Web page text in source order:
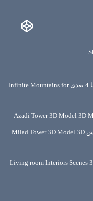
دانلود مدل 3 بعدی کوه و کوهستان برای سینما 4 بعدی Infinite Mountains for
دانلود مدل 3 بعدی برج میلاد برای تری دی مکس Milad Tower 3D Model 3D